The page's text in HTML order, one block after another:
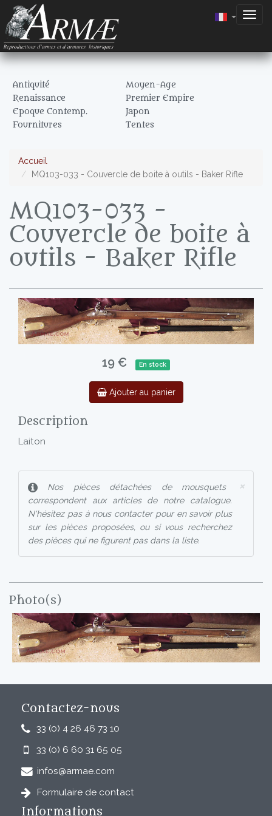
Antiquité
Moyen-Age
Renaissance
Premier Empire
Epoque Contemp.
Japon
Fournitures
Tentes
Accueil
MQ103-033 - Couvercle de boite à outils - Baker Rifle
MQ103-033 -
Couvercle de boite à
outils - Baker Rifle
19 € En stock
Ajouter au panier
Description
Laiton
×
Nos pièces détachées de mousquets
correspondent aux articles de notre catalogue.
N'hésitez pas à nous contacter pour en savoir plus
sur les pièces proposées, ou si vous recherchez
des pièces qui ne figurent pas dans la liste.
Photo(s)
Contactez-nous
33 (0) 4 26 46 73 10
33 (0) 6 60 31 65 05
infos@armae.com
Formulaire de contact
Informations